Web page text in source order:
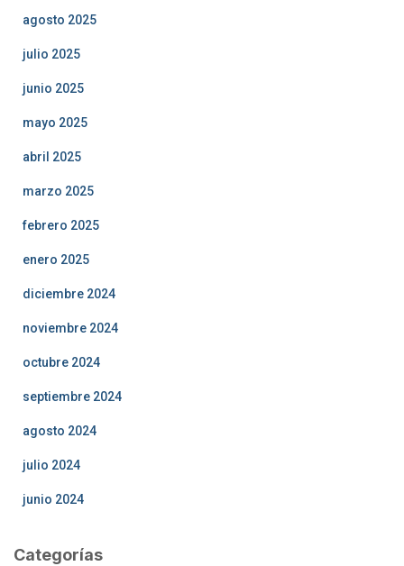
agosto 2025
julio 2025
junio 2025
mayo 2025
abril 2025
marzo 2025
febrero 2025
enero 2025
diciembre 2024
noviembre 2024
octubre 2024
septiembre 2024
agosto 2024
julio 2024
junio 2024
Categorías